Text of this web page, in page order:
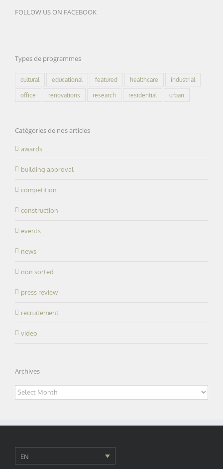
FOLLOW US ON FACEBOOK
Types de programmes
cultural educational featured healthcare industrial
office renovations research residential urban
Catégories de nos articles
awards
building approval
competition
construction
events
news
non sorted
press review
recruitement
video
Archives
Archives
EN